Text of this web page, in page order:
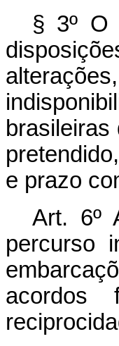
§ 3º O
e prazo
Art. 6º
percurso
acordos